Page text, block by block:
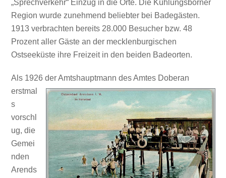
„Sprechverkehr“ Einzug in die Orte. Die Kühlungsborner
Region wurde zunehmend beliebter bei Badegästen.
1913 verbrachten bereits 28.000 Besucher bzw. 48
Prozent aller Gäste an der mecklenburgischen
Ostseeküste ihre Freizeit in den beiden Badeorten.
Als 1926 der Amtshauptmann des Amtes Doberan
erstmal
s
vorschl
ug, die
Gemei
nden
Arends